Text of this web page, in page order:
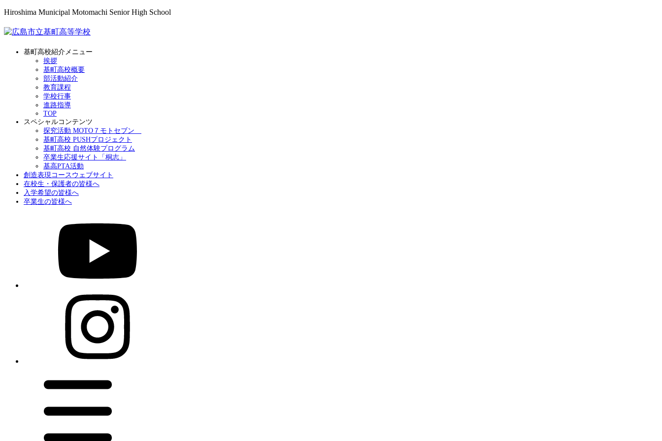
Hiroshima Municipal Motomachi Senior High School
基町高校紹介メニュー
挨拶
基町高校概要
部活動紹介
教育課程
学校行事
進路指導
TOP
スペシャルコンテンツ
探究活動 MOTO７モトセブン
基町高校 PUSHプロジェクト
基町高校 自然体験プログラム
卒業生応援サイト「桐志」
基高PTA活動
創造表現コースウェブサイト
在校生・保護者の皆様へ
入学希望の皆様へ
卒業生の皆様へ